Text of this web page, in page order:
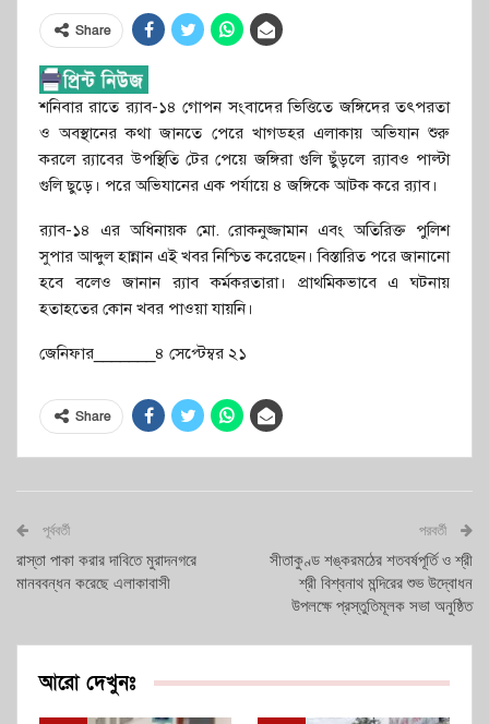
Share
শনিবার রাতে র‌্যাব-১৪ গোপন সংবাদের ভিত্তিতে জঙ্গিদের তৎপরতা
ও অবস্থানের কথা জানতে পেরে খাগডহর এলাকায় অভিযান শুরু
করলে র‍্যাবের উপস্থিতি টের পেয়ে জঙ্গিরা গুলি ছুঁড়লে র‌্যাবও পাল্টা
গুলি ছুড়ে। পরে অভিযানের এক পর্যায়ে ৪ জঙ্গিকে আটক করে র‌্যাব।
র‌্যাব-১৪ এর অধিনায়ক মো. রোকনুজ্জামান এবং অতিরিক্ত পুলিশ
সুপার আব্দুল হান্নান এই খবর নিশ্চিত করেছেন। বিস্তারিত পরে জানানো
হবে বলেও জানান র‌্যাব কর্মকরতারা। প্রাথমিকভাবে এ ঘটনায়
হতাহতের কোন খবর পাওয়া যায়নি।
জেনিফার_______৪ সেপ্টেম্বর ২১
Share
পূর্ববর্তী
রাস্তা পাকা করার দাবিতে মুরাদনগরে
মানববন্ধন করেছে এলাকাবাসী
পরবর্তী
সীতাকুণ্ড শঙ্করমঠের শতবর্ষপূর্তি ও শ্রী
শ্রী বিশ্বনাথ মন্দিরের শুভ উদ্বোধন
উপলক্ষে প্রস্তুতিমূলক সভা অনুষ্ঠিত
আরো দেখুনঃ